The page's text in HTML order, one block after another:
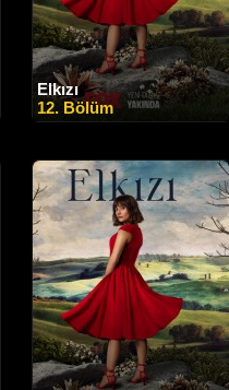
Elkızı
12. Bölüm